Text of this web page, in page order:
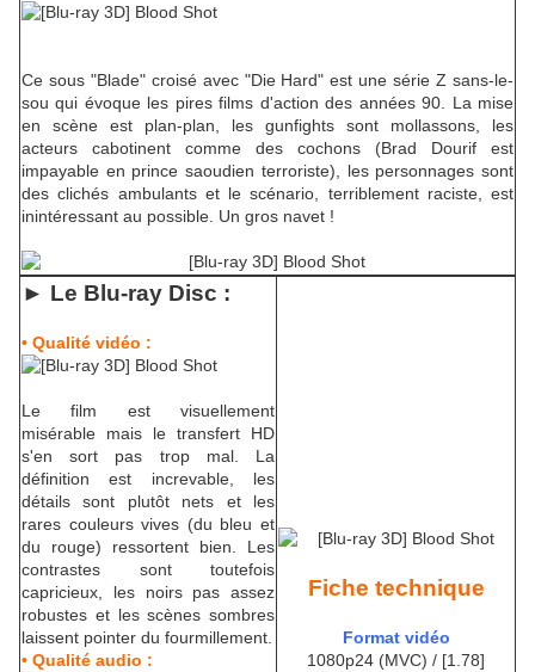
Ce sous "Blade" croisé avec "Die Hard" est une série Z sans-le-
sou qui évoque les pires films d'action des années 90. La mise
en scène est plan-plan, les gunfights sont mollassons, les
acteurs cabotinent comme des cochons (Brad Dourif est
impayable en prince saoudien terroriste), les personnages sont
des clichés ambulants et le scénario, terriblement raciste, est
inintéressant au possible. Un gros navet !
► Le Blu-ray Disc :
• Qualité vidéo :
Le film est visuellement
misérable mais le transfert HD
s'en sort pas trop mal. La
définition est increvable, les
détails sont plutôt nets et les
rares couleurs vives (du bleu et
du rouge) ressortent bien. Les
contrastes sont toutefois
capricieux, les noirs pas assez
robustes et les scènes sombres
laissent pointer du fourmillement.
• Qualité audio :
Fiche technique
Format vidéo
1080p24 (MVC) / [1.78]